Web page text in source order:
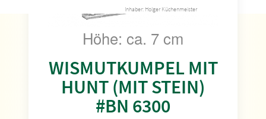
Inhaber: Holger Küchenmeister
Höhe: ca. 7 cm
WISMUTKUMPEL MIT
HUNT (MIT STEIN)
#BN 6300